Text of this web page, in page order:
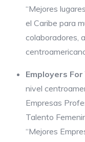
“Mejores
el Caribe para
colaboradores,
Employers For
nivel
Empresas
Talento
“Mejores